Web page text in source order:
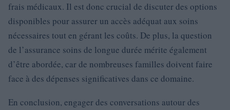
frais médicaux. Il est donc crucial de discuter des options
disponibles pour assurer un accès adéquat aux soins
nécessaires tout en gérant les coûts. De plus, la question
de l’assurance soins de longue durée mérite également
d’être abordée, car de nombreuses familles doivent faire
face à des dépenses significatives dans ce domaine.
En conclusion, engager des conversations autour des